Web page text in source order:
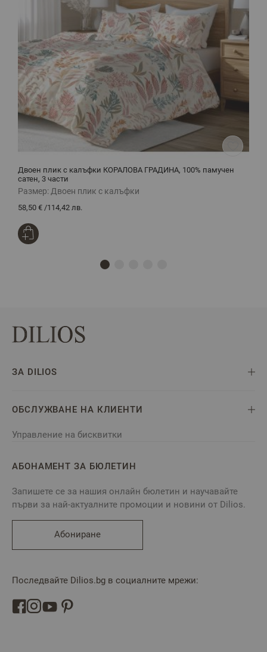
Двоен плик с калъфки КОРАЛОВА ГРАДИНА, 100% памучен
сатен, 3 части
Размер: Двоен плик с калъфки
58,50 € /114,42 лв.
ЗА DILIOS
ОБСЛУЖВАНЕ НА КЛИЕНТИ
Управление на бисквитки
АБОНАМЕНТ ЗА БЮЛЕТИН
Запишете се за нашия онлайн бюлетин и научавайте
първи за най-актуалните промоции и новини от Dilios.
Абониране
Последвайте Dilios.bg в социалните мрежи: